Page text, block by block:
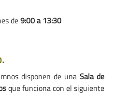
de9:00 a 13:30
de unaSala de
que funciona con el siguiente